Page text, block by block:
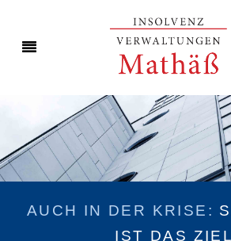
AUCH IN DER KRISE:
IST DAS